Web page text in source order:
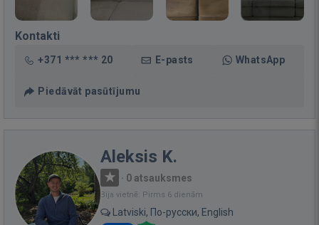
Kontakti
+371 *** *** 20 E-pasts WhatsApp
Piedāvāt pasūtījumu
Aleksis K.
· 0 atsauksmes
Bija vietnē: Pirms 6 dienām
Latviski, По-русски, English